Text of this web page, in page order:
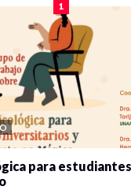
1
para